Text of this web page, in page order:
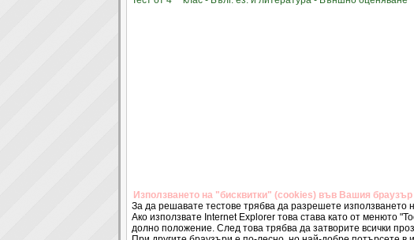
Използването на "бисквитки" (cookies) във Вашия
За да решавате тестове трябва да разрешете използването
Ако използвате Internet Explorer това става като от менюто
долно положение. След това трябва да затворите всички